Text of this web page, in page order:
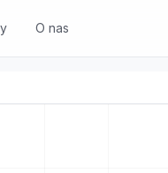
O nas